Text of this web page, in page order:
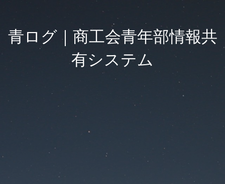
青ログ｜商工会青年部情報共
有システム